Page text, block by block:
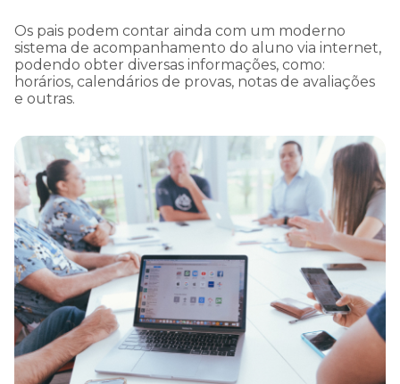
Os pais podem contar ainda com um moderno
sistema de acompanhamento do aluno via internet,
podendo obter diversas informações, como:
horários, calendários de provas, notas de avaliações
e outras.